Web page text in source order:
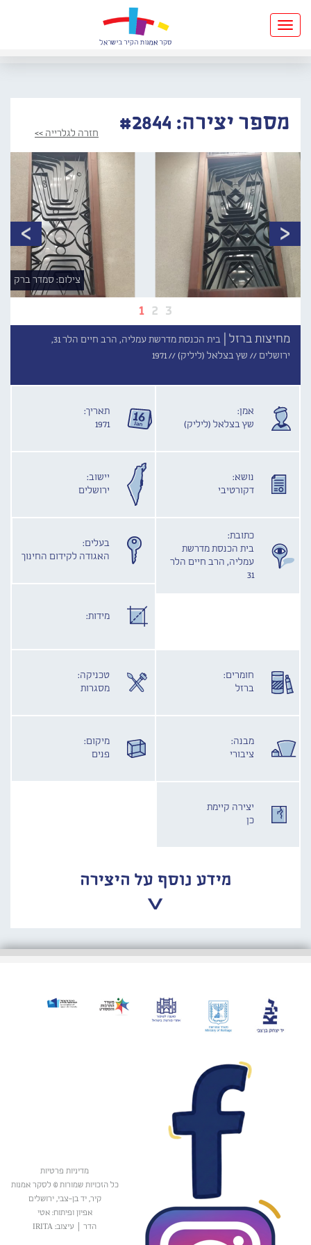
Toggle
navigation
מספר יצירה: #2844 חזרה לגלרייה >>
1 2 3
צילום: סמדר ברק
מחיצות ברזל |
בית הכנסת מדרשת עמליה, הרב חיים הלר 31,
ירושלים // שץ בצלאל (ליליק) //1971
אמן:
שץ בצלאל (ליליק)
תאריך:
1971
נושא:
דקורטיבי
יישוב:
ירושלים
כתובת:
בית הכנסת מדרשת
עמליה, הרב חיים הלר
31
בעלים:
האגודה לקידום החינוך
מידות:
חומרים:
ברזל
טכניקה:
מסגרות
מבנה:
ציבורי
מיקום:
פנים
יצירה קיימת
כן
מידע נוסף על היצירה
מדיניות פרטיות
כל הזכויות שמורות © לסקר אמנות
קיר, יד בן-צבי, ירושלים
אפיון ופיתוח: אטי
הדר
עיצוב: IRITA